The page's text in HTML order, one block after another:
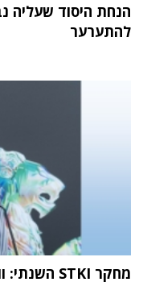
הנחת היסוד שעליה
להתערער